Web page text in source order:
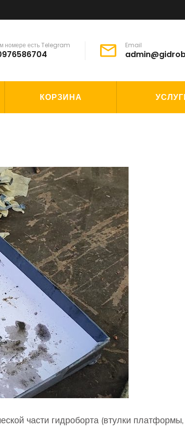
номере есть Telegram Email
КОРЗИНА
части гидроборта (втулки платформы,